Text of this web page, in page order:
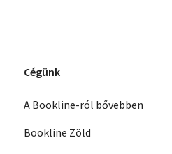
Cégünk
A Bookline-ról bővebben
Bookline Zöld